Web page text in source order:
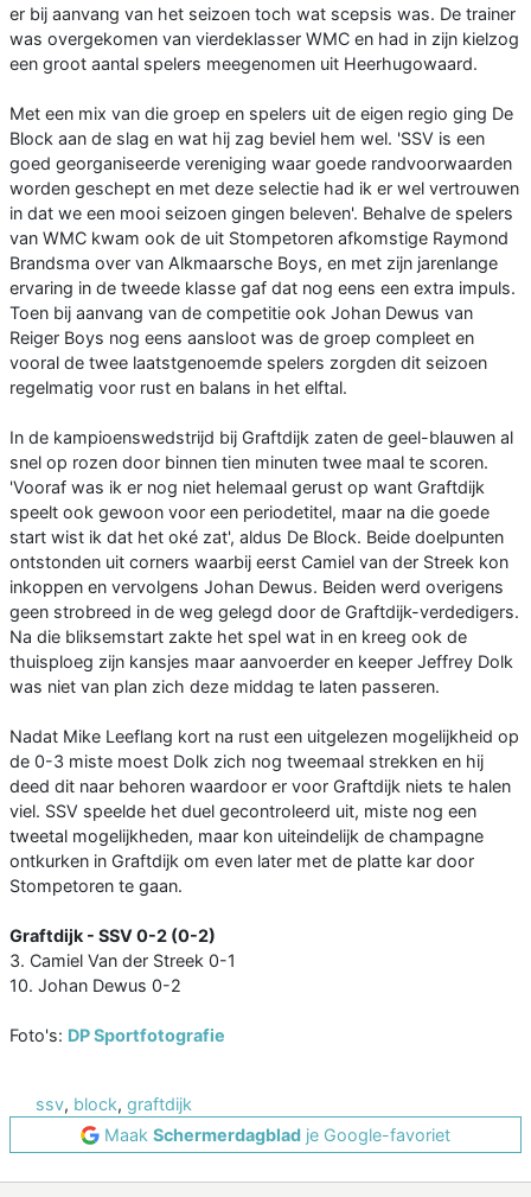
er bij aanvang van het seizoen toch wat scepsis was. De trainer
was overgekomen van vierdeklasser WMC en had in zijn kielzog
een groot aantal spelers meegenomen uit Heerhugowaard.
Met een mix van die groep en spelers uit de eigen regio ging De
Block aan de slag en wat hij zag beviel hem wel. 'SSV is een
goed georganiseerde vereniging waar goede randvoorwaarden
worden geschept en met deze selectie had ik er wel vertrouwen
in dat we een mooi seizoen gingen beleven'. Behalve de spelers
van WMC kwam ook de uit Stompetoren afkomstige Raymond
Brandsma over van Alkmaarsche Boys, en met zijn jarenlange
ervaring in de tweede klasse gaf dat nog eens een extra impuls.
Toen bij aanvang van de competitie ook Johan Dewus van
Reiger Boys nog eens aansloot was de groep compleet en
vooral de twee laatstgenoemde spelers zorgden dit seizoen
regelmatig voor rust en balans in het elftal.
In de kampioenswedstrijd bij Graftdijk zaten de geel-blauwen al
snel op rozen door binnen tien minuten twee maal te scoren.
'Vooraf was ik er nog niet helemaal gerust op want Graftdijk
speelt ook gewoon voor een periodetitel, maar na die goede
start wist ik dat het oké zat', aldus De Block. Beide doelpunten
ontstonden uit corners waarbij eerst Camiel van der Streek kon
inkoppen en vervolgens Johan Dewus. Beiden werd overigens
geen strobreed in de weg gelegd door de Graftdijk-verdedigers.
Na die bliksemstart zakte het spel wat in en kreeg ook de
thuisploeg zijn kansjes maar aanvoerder en keeper Jeffrey Dolk
was niet van plan zich deze middag te laten passeren.
Nadat Mike Leeflang kort na rust een uitgelezen mogelijkheid op
de 0-3 miste moest Dolk zich nog tweemaal strekken en hij
deed dit naar behoren waardoor er voor Graftdijk niets te halen
viel. SSV speelde het duel gecontroleerd uit, miste nog een
tweetal mogelijkheden, maar kon uiteindelijk de champagne
ontkurken in Graftdijk om even later met de platte kar door
Stompetoren te gaan.
Graftdijk - SSV 0-2 (0-2)
3. Camiel Van der Streek 0-1
10. Johan Dewus 0-2
Foto's: DP Sportfotografie
ssv, block, graftdijk
Maak Schermerdagblad je Google-favoriet